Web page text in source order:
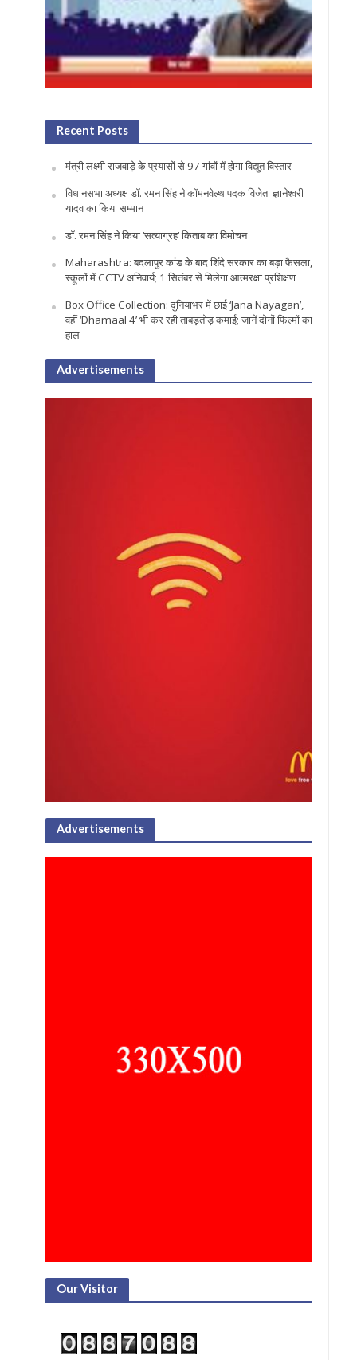
Recent Posts
मंत्री लक्ष्मी राजवाड़े के प्रयासों से 97 गांवों में होगा विद्युत विस्तार
विधानसभा अध्यक्ष डॉ. रमन सिंह ने कॉमनवेल्थ पदक विजेता ज्ञानेश्वरी
यादव का किया सम्मान
डॉ. रमन सिंह ने किया ‘सत्याग्रह‘ किताब का विमोचन
Maharashtra: बदलापुर कांड के बाद शिंदे सरकार का बड़ा फैसला,
स्कूलों में CCTV अनिवार्य; 1 सितंबर से मिलेगा आत्मरक्षा प्रशिक्षण
Box Office Collection: दुनियाभर में छाई ‘Jana Nayagan’,
वहीं ‘Dhamaal 4’ भी कर रही ताबड़तोड़ कमाई; जानें दोनों फिल्मों का
हाल
Advertisements
Advertisements
Our Visitor